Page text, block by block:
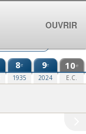
8e
1935
9e
2024
10e
E.C.
OUVRIR